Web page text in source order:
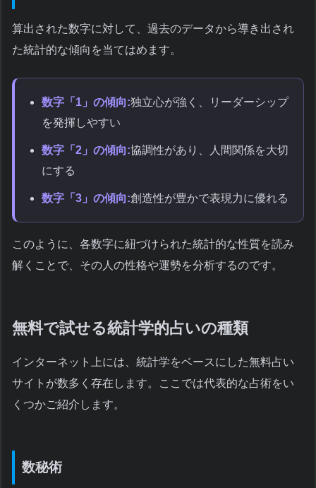
算出された数字に対して、過去のデータから導き出され
た統計的な傾向を当てはめます。
数字「1」の傾向:独立心が強く、リーダーシップ
を発揮しやすい
数字「2」の傾向:協調性があり、人間関係を大切
にする
数字「3」の傾向:創造性が豊かで表現力に優れる
このように、各数字に紐づけられた統計的な性質を読み
解くことで、その人の性格や運勢を分析するのです。
無料で試せる統計学的占いの種類
インターネット上には、統計学をベースにした無料占い
サイトが数多く存在します。ここでは代表的な占術をい
くつかご紹介します。
数秘術